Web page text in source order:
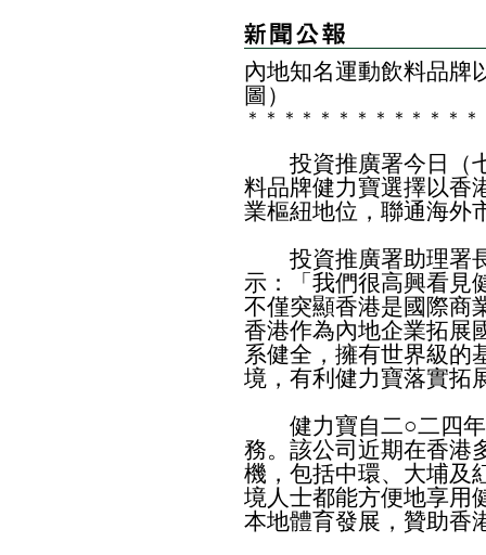
內地知名運動飲料品牌
圖）
＊ ＊ ＊ ＊ ＊ ＊ ＊ ＊ ＊ ＊ ＊ ＊ ＊
投資推廣署今日（七
料品牌健力寶選擇以香
業樞紐地位，聯通海外
投資推廣署助理署長
示：「我們很高興看見
不僅突顯香港是國際商
香港作為內地企業拓展
系健全，擁有世界級的
境，有利健力寶落實拓
健力寶自二○二四年
務。該公司近期在香港
機，包括中環、大埔及
境人士都能方便地享用
本地體育發展，贊助香